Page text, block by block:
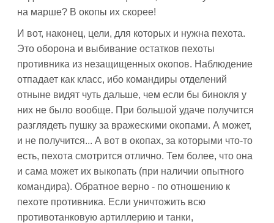
на марше? В окопы их скорее!
И вот, наконец, цели, для которых и нужна пехота.
Это оборона и выбивание остатков пехоты
противника из незащищенных окопов. Наблюдение
отпадает как класс, ибо командиры отделений
отныне видят чуть дальше, чем если бы бинокля у
них не было вообще. При большой удаче получится
разглядеть пушку за вражескими окопами. А может,
и не получится... А вот в окопах, за которыми что-то
есть, пехота смотрится отлично. Тем более, что она
и сама может их выкопать (при наличии опытного
командира). Обратное верно - по отношению к
пехоте противника. Если уничтожить всю
противотанковую артиллерию и танки,